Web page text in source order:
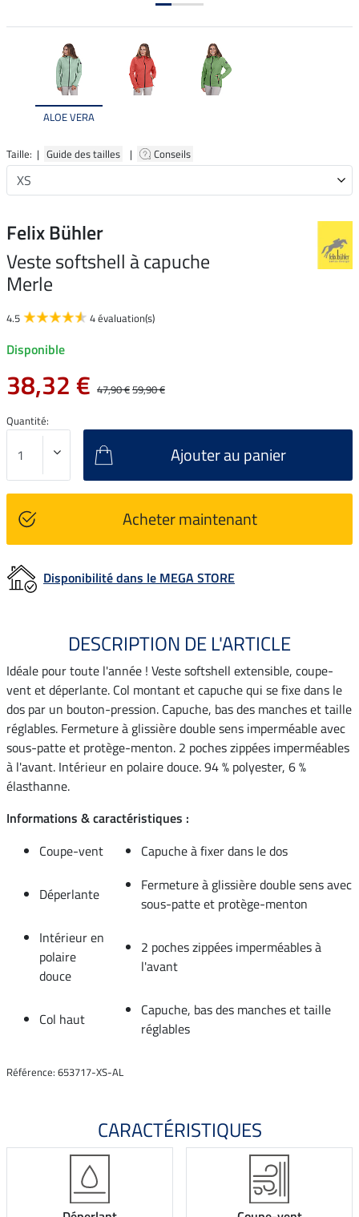
ALOE VERA
Taille: | Guide des tailles | Conseils
Felix Bühler
Veste softshell à capuche
Merle
4.5 4 évaluation(s)
Disponible
38,32 € 47,90 €59,90 €
Quantité:
Ajouter au panier
Acheter maintenant
Disponibilité dans le MEGA STORE
DESCRIPTION DE L'ARTICLE
Idéale pour toute l'année ! Veste softshell extensible, coupe-
vent et déperlante. Col montant et capuche qui se fixe dans le
dos par un bouton-pression. Capuche, bas des manches et taille
réglables. Fermeture à glissière double sens imperméable avec
sous-patte et protège-menton. 2 poches zippées imperméables
à l'avant. Intérieur en polaire douce. 94 % polyester, 6 %
élasthanne.
Informations & caractéristiques :
Coupe-vent
Capuche à fixer dans le dos
Déperlante
Fermeture à glissière double sens avec
sous-patte et protège-menton
Intérieur en
polaire
douce
2 poches zippées imperméables à
l'avant
Col haut
Capuche, bas des manches et taille
réglables
Référence: 653717-XS-AL
CARACTÉRISTIQUES